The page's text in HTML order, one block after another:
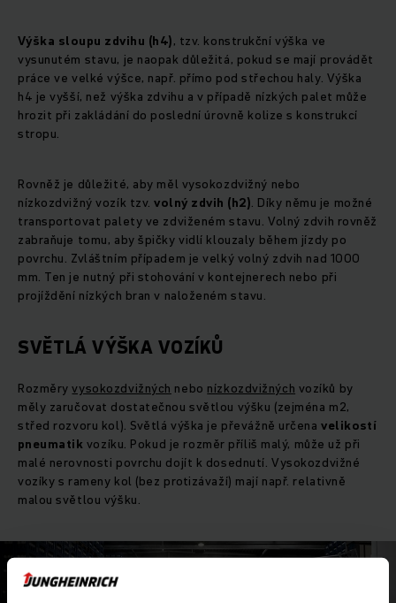
Výška sloupu zdvihu (h4), tzv. konstrukční výška ve
vysunutém stavu, je naopak důležitá, pokud se mají provádět
práce ve velké výšce, např. přímo pod střechou haly. Výška
h4 je vyšší, než výška zdvihu a v případě nízkých palet může
hrozit při zakládání do poslední úrovně kolize s konstrukcí
stropu.
Rovněž je důležité, aby měl vysokozdvižný nebo
nízkozdvižný vozík tzv.volný zdvih (h2). Díky němu je možné
transportovat palety ve zdviženém stavu. Volný zdvih rovněž
zabraňuje tomu, aby špičky vidlí klouzaly během jízdy po
povrchu. Zvláštním případem je velký volný zdvih nad 1000
mm. Ten je nutný při stohování v kontejnerech nebo při
projíždění nízkých bran v naloženém stavu.
SVĚTLÁ VÝŠKA VOZÍKŮ
Rozměryvysokozdvižných nebo nízkozdvižných vozíků by
měly zaručovat dostatečnou světlou výšku (zejména m2,
střed rozvoru kol). Světlá výška je převážně určenavelikostí
pneumatik vozíku. Pokud je rozměr příliš malý, může už při
malé nerovnosti povrchu dojít k dosednutí. Vysokozdvižné
vozíky s rameny kol (bez protizávaží) mají např. relativně
malou světlou výšku.